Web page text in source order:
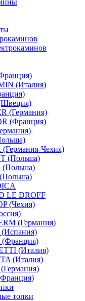
(Италия)
(Германия)
(Франция)
Чехия)
(Польша)
(Польша)
LE DROFF
(Чехия)
(Германия)
(Италия)
(Италия)
топки